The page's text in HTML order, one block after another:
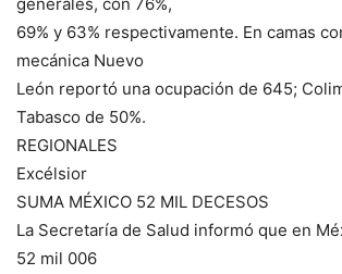
69% y 63% respectivamente. En camas
mecánica Nuevo
León reportó una ocupación de 645;
Tabasco de 50%.
REGIONALES
Excélsior
SUMA MÉXICO 52 MIL DECESOS
La Secretaría de Salud informó que en
52 mil 006